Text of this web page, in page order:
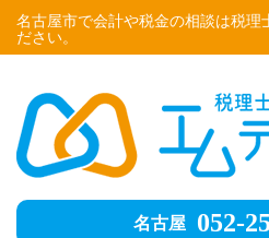
名古屋市で会計や税金の相談は税理
ださい。
名古屋 052-